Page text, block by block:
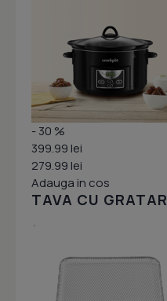
- 30 %
399.99 lei
279.99 lei
Adauga in cos
TAVA CU GRATAR